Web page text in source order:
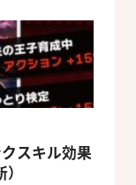
スキル効果